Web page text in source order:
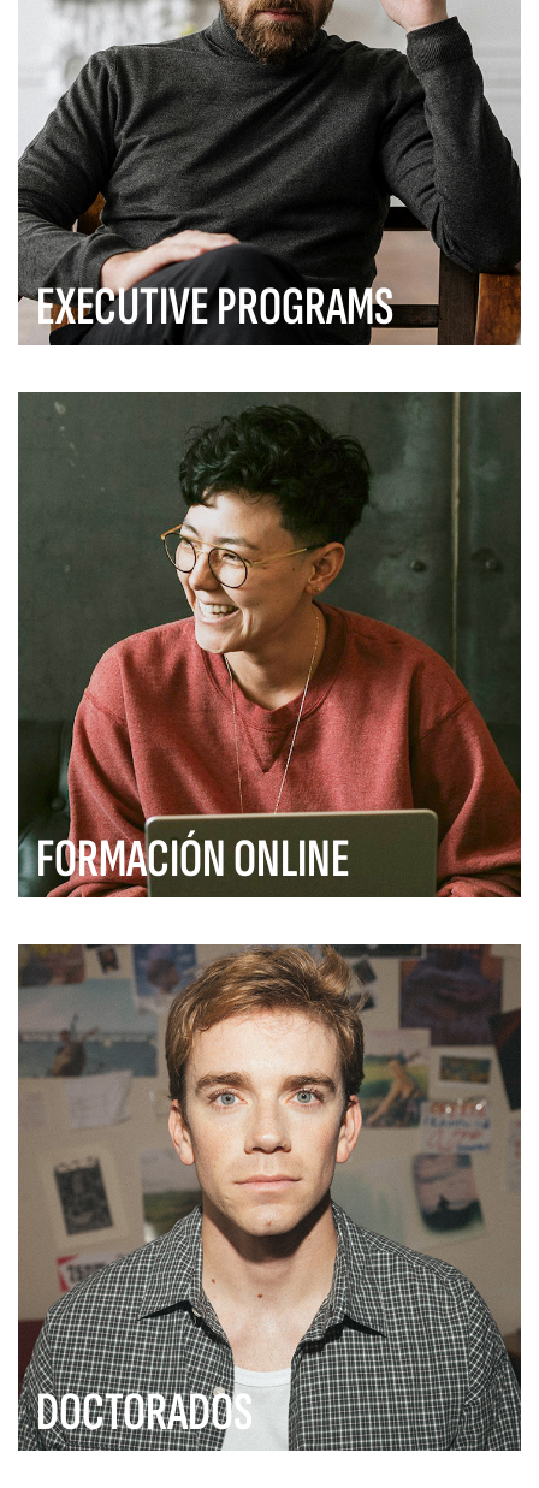
EXECUTIVE PROGRAMS
FORMACIÓN ONLINE
DOCTORADOS